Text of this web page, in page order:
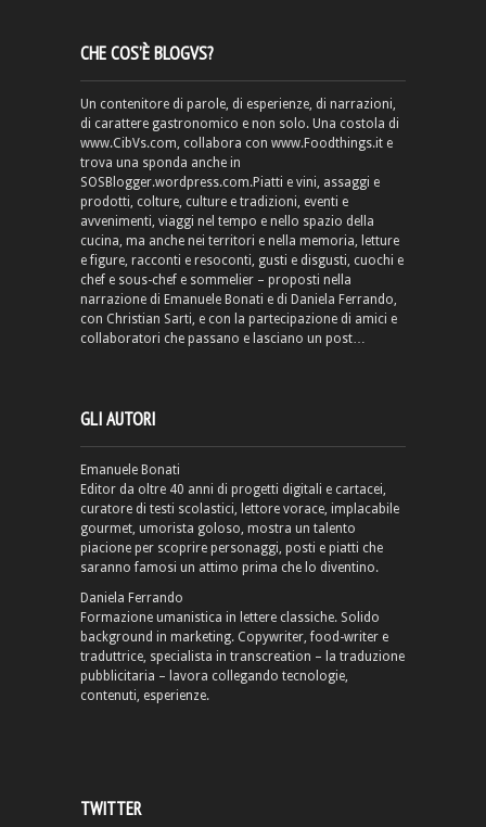
CHE COS’È BLOGVS?
Un contenitore di parole, di esperienze, di narrazioni,
di carattere gastronomico e non solo. Una costola di
www.CibVs.com, collabora con www.Foodthings.it e
trova una sponda anche in
SOSBlogger.wordpress.com.Piatti e vini, assaggi e
prodotti, colture, culture e tradizioni, eventi e
avvenimenti, viaggi nel tempo e nello spazio della
cucina, ma anche nei territori e nella memoria, letture
e figure, racconti e resoconti, gusti e disgusti, cuochi e
chef e sous-chef e sommelier – proposti nella
narrazione di Emanuele Bonati e di Daniela Ferrando,
con Christian Sarti, e con la partecipazione di amici e
collaboratori che passano e lasciano un post…
GLI AUTORI
Emanuele Bonati
Editor da oltre 40 anni di progetti digitali e cartacei,
curatore di testi scolastici, lettore vorace, implacabile
gourmet, umorista goloso, mostra un talento
piacione per scoprire personaggi, posti e piatti che
saranno famosi un attimo prima che lo diventino.
Daniela Ferrando
Formazione umanistica in lettere classiche. Solido
background in marketing. Copywriter, food-writer e
traduttrice, specialista in transcreation – la traduzione
pubblicitaria – lavora collegando tecnologie,
contenuti, esperienze.
TWITTER